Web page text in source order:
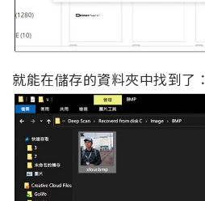
就能在儲存的資料夾中找到了：